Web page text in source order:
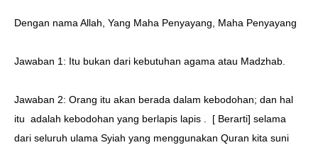
Dengan nama Allah, Yang Maha Penyayang, Maha Penyayang
Jawaban 1: Itu bukan dari kebutuhan agama atau Madzhab.
Jawaban 2: Orang itu akan berada dalam kebodohan; dan hal
itu adalah kebodohan yang berlapis lapis .
[ Berarti] selama
dari seluruh ulama Syiah yang menggunakan Quran kita suni